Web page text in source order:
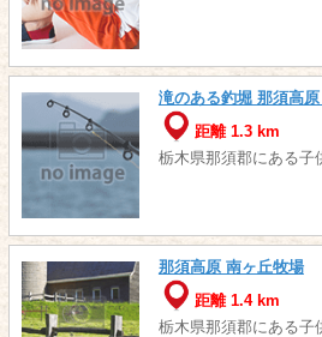
滝のある釣堀 那須高
距離 1.3 km
栃木県那須郡にある子
那須高原 南ヶ丘牧場
距離 1.4 km
栃木県那須郡にある子